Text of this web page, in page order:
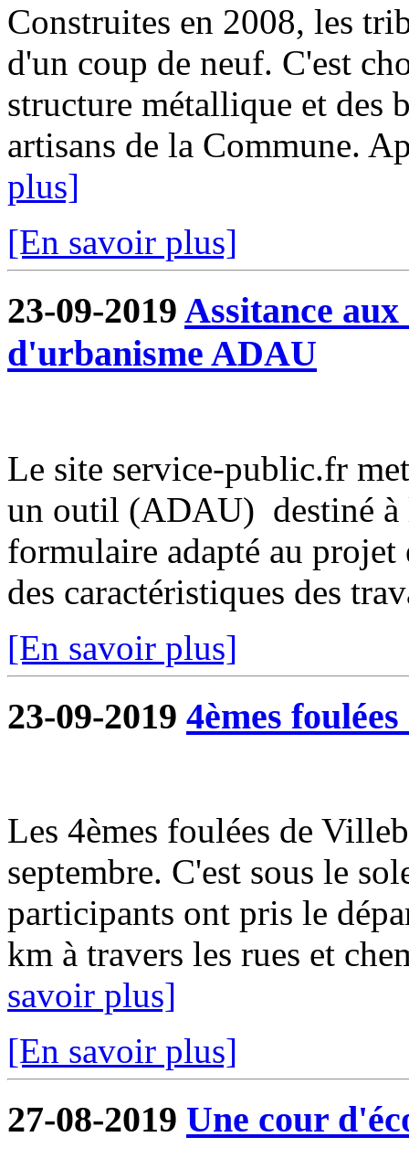
Construites en 2008, les
d'un coup de neuf. C'est
structure métallique et des
artisans de la Commune.
plus]
[En savoir plus]
23-09-2019 Assitance
d'urbanisme ADAU
Le site service-public.fr
un outil (ADAU) destiné à
formulaire adapté au
des caractéristiques des
[En savoir plus]
23-09-2019 4èmes
Les 4èmes foulées de
septembre. C'est sous le
participants ont pris le
km à travers les rues et
savoir plus]
[En savoir plus]
27-08-2019 Une cour